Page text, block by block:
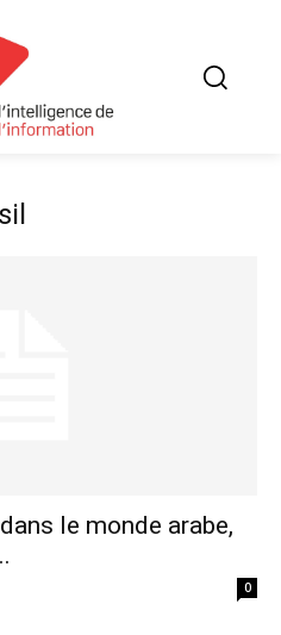
le monde arabe,
0